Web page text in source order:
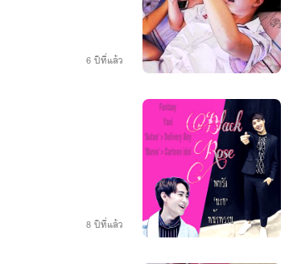
6 ปีที่แล้ว
8 ปีที่แล้ว